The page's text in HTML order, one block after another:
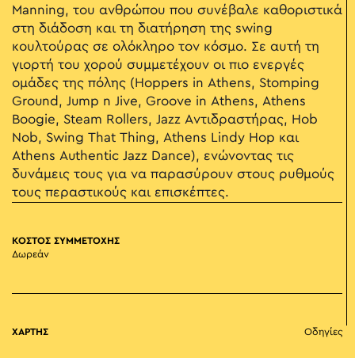
Manning, του ανθρώπου που συνέβαλε καθοριστικά
στη διάδοση και τη διατήρηση της swing
κουλτούρας σε ολόκληρο τον κόσμο. Σε αυτή τη
γιορτή του χορού συμμετέχουν οι πιο ενεργές
ομάδες της πόλης (Hoppers in Athens, Stomping
Ground, Jump n Jive, Groove in Athens, Athens
Boogie, Steam Rollers, Jazz Αντιδραστήρας, Hob
Nob, Swing That Thing, Athens Lindy Hop και
Athens Authentic Jazz Dance), ενώνοντας τις
δυνάμεις τους για να παρασύρουν στους ρυθμούς
τους περαστικούς και επισκέπτες.
ΚΟΣΤΟΣ ΣΥΜΜΕΤΟΧΗΣ
Δωρεάν
ΧΑΡΤΗΣ Οδηγίες